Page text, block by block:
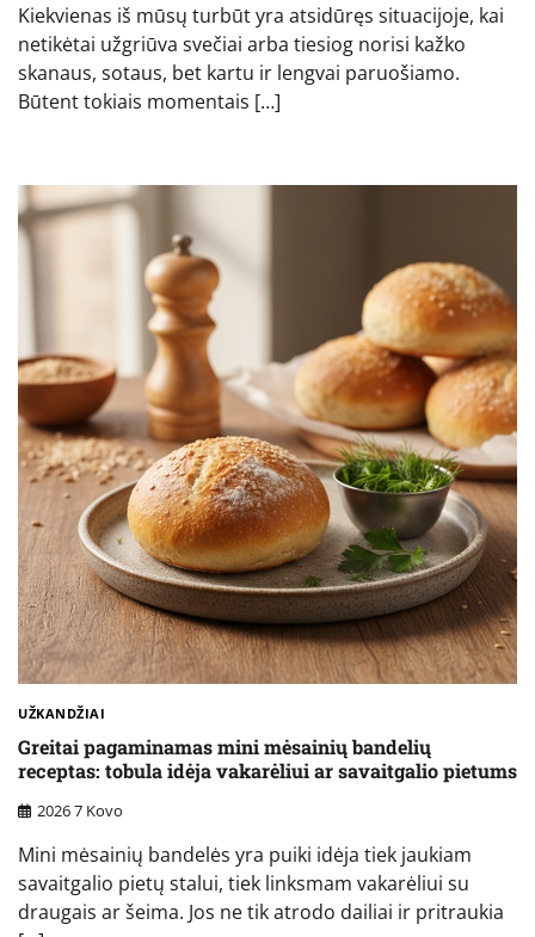
Kiekvienas iš mūsų turbūt yra atsidūręs situacijoje, kai
netikėtai užgriūva svečiai arba tiesiog norisi kažko
skanaus, sotaus, bet kartu ir lengvai paruošiamo.
Būtent tokiais momentais […]
UŽKANDŽIAI
Greitai pagaminamas mini mėsainių bandelių
receptas: tobula idėja vakarėliui ar savaitgalio pietums
2026 7 Kovo
Mini mėsainių bandelės yra puiki idėja tiek jaukiam
savaitgalio pietų stalui, tiek linksmam vakarėliui su
draugais ar šeima. Jos ne tik atrodo dailiai ir pritraukia